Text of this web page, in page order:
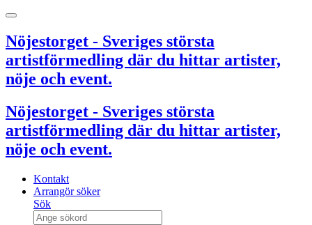
Nöjestorget - Sveriges största
artistförmedling där du hittar artister,
nöje och event.
Nöjestorget - Sveriges största
artistförmedling där du hittar artister,
nöje och event.
Kontakt
Arrangör söker
Sök